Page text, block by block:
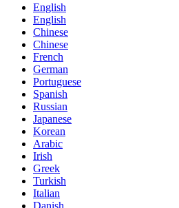
English
English
Chinese
Chinese
French
German
Portuguese
Spanish
Russian
Japanese
Korean
Arabic
Irish
Greek
Turkish
Italian
Danish